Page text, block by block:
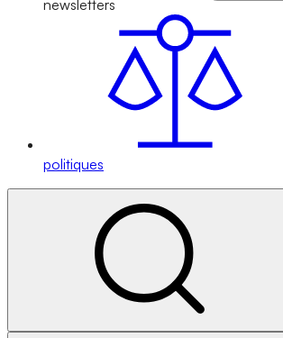
newsletters
politiques